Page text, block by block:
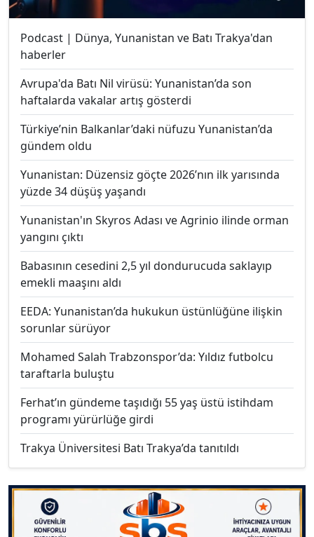
Podcast | Dünya, Yunanistan ve Batı Trakya'dan
haberler
Avrupa'da Batı Nil virüsü: Yunanistan’da son
haftalarda vakalar artış gösterdi
Türkiye’nin Balkanlar’daki nüfuzu Yunanistan’da
gündem oldu
Yunanistan: Düzensiz göçte 2026’nın ilk yarısında
yüzde 34 düşüş yaşandı
Yunanistan'ın Skyros Adası ve Agrinio ilinde orman
yangını çıktı
Babasının cesedini 2,5 yıl dondurucuda saklayıp
emekli maaşını aldı
EEDA: Yunanistan’da hukukun üstünlüğüne ilişkin
sorunlar sürüyor
Mohamed Salah Trabzonspor’da: Yıldız futbolcu
taraftarla buluştu
Ferhat’ın gündeme taşıdığı 55 yaş üstü istihdam
programı yürürlüğe girdi
Trakya Üniversitesi Batı Trakya’da tanıtıldı